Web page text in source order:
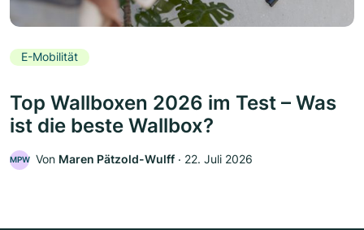
E-Mobilität
Top Wallboxen 2026 im Test – Was
ist die beste Wallbox?
MPW Von Maren Pätzold-Wulff ‧ 22. Juli 2026